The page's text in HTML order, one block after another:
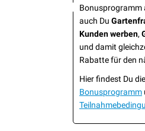
Bonusprogramm
auch Du
Kunden werben,
und damit
Rabatte für den
Hier findest Du die
Bonusprogramm